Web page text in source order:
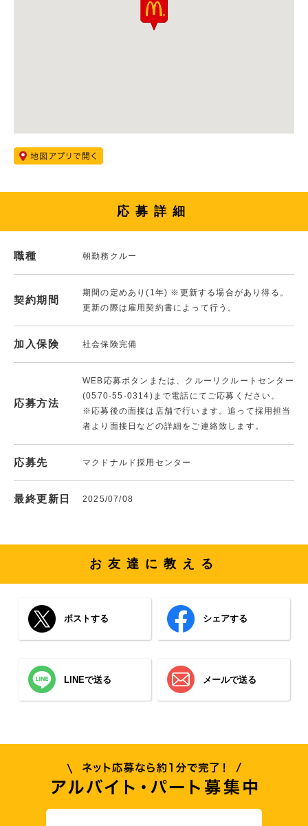
応募詳細
職種 朝勤務クルー
契約期間
期間の定めあり(1年) ※更新する場合があり得る。
更新の際は雇用契約書によって行う。
加入保険 社会保険完備
応募方法
WEB応募ボタンまたは、クルーリクルートセンター
(0570-55-0314)まで電話にてご応募ください。
※応募後の面接は店舗で行います。追って採用担当
者より面接日などの詳細をご連絡致します。
応募先 マクドナルド採用センター
最終更新日 2025/07/08
お友達に教える
ポストする シェアする
LINEで送る メールで送る